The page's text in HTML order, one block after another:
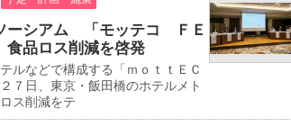
ーシアム 「モッテコ ＦＥ
品ロス削減を啓発
ルなどで構成する「ｍｏｔｔＥＣ
７日、東京・飯田橋のホテルメト
ス削減をテ